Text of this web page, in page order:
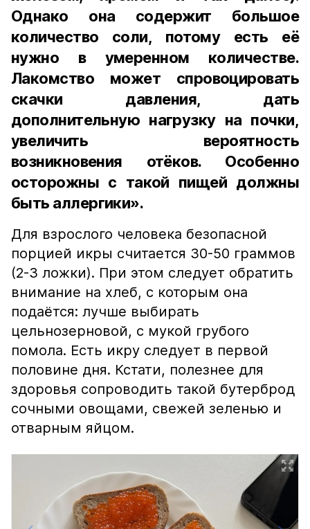
Однако она содержит большое
количество соли, потому есть её
нужно в умеренном количестве.
Лакомство может спровоцировать
скачки давления, дать
дополнительную нагрузку на почки,
увеличить вероятность
возникновения отёков. Особенно
осторожны с такой пищей должны
быть аллергики».
Для взрослого человека безопасной
порцией икры считается 30-50 граммов
(2-3 ложки). При этом следует обратить
внимание на хлеб, с которым она
подаётся: лучше выбирать
цельнозерновой, с мукой грубого
помола. Есть икру следует в первой
половине дня. Кстати, полезнее для
здоровья сопроводить такой бутерброд
сочными овощами, свежей зеленью и
отварным яйцом.